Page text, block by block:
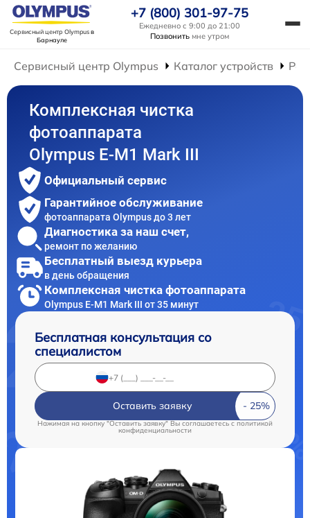
Сервисный центр Olympusв
Барнауле
+7 (800) 301-97-75
Ежедневно с 9:00 до 21:00
Позвонить мне утром
Сервисный центр Olympus Каталог устройств
Комплексная чистка
фотоаппарата
Olympus E‑M1 Mark III
Официальный сервис
Гарантийное обслуживание
фотоаппарата Olympus до 3 лет
Диагностика за наш счет,
ремонт по желанию
Бесплатный выезд курьера
в день обращения
Комплексная чистка фотоаппарата
Olympus E‑M1 Mark III от 35 минут
Бесплатная консультация со
специалистом
Оставить заявку
Нажимая на кнопку "Оставить заявку" Вы соглашаетесь c политикой
конфиденциальности